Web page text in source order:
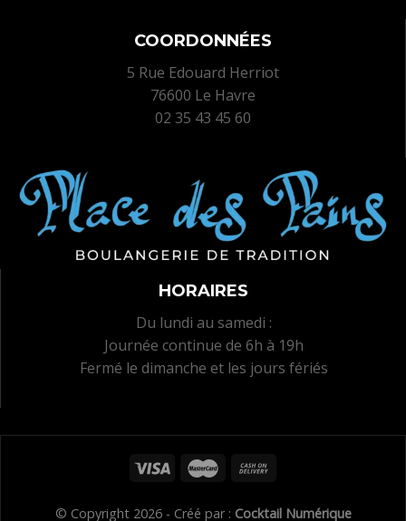
COORDONNÉES
5 Rue Edouard Herriot
76600 Le Havre
02 35 43 45 60
HORAIRES
Du lundi au samedi :
Journée continue de 6h à 19h
Fermé le dimanche et les jours fériés
© Copyright 2026 - Créé par : Cocktail Numérique